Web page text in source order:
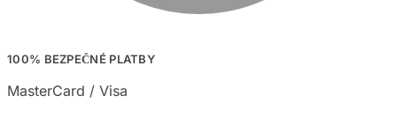
100% BEZPEČNÉ PLATBY
MasterCard / Visa